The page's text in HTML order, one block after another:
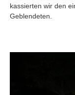
kassierten wir den
Geblendeten.